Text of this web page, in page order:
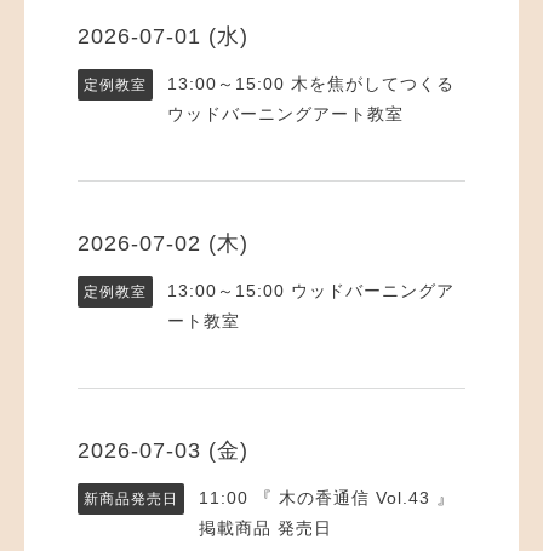
2026-07-01 (水)
定例教室 13:00～15:00 木を焦がしてつくる
ウッドバーニングアート教室
2026-07-02 (木)
定例教室 13:00～15:00 ウッドバーニングア
ート教室
2026-07-03 (金)
新商品発売日 11:00
『 木の香通信 Vol.43 』
掲載商品 発売日